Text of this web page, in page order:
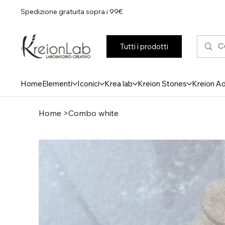
Spedizione gratuita sopra i 99€
Tutti i prodotti
HomeElementi Iconici Krea lab Kreion Stones Kreion
Home >Combo white